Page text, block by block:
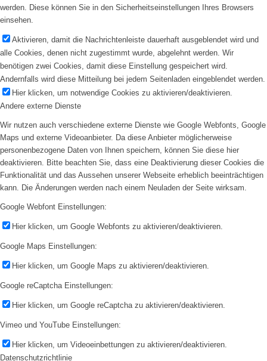
werden. Diese können Sie in den Sicherheitseinstellungen Ihres Browsers
einsehen.
Aktivieren, damit die Nachrichtenleiste dauerhaft ausgeblendet wird und
alle Cookies, denen nicht zugestimmt wurde, abgelehnt werden. Wir
benötigen zwei Cookies, damit diese Einstellung gespeichert wird.
Andernfalls wird diese Mitteilung bei jedem Seitenladen eingeblendet werden.
Hier klicken, um notwendige Cookies zu aktivieren/deaktivieren.
Andere externe Dienste
Wir nutzen auch verschiedene externe Dienste wie Google Webfonts, Google
Maps und externe Videoanbieter. Da diese Anbieter möglicherweise
personenbezogene Daten von Ihnen speichern, können Sie diese hier
deaktivieren. Bitte beachten Sie, dass eine Deaktivierung dieser Cookies die
Funktionalität und das Aussehen unserer Webseite erheblich beeinträchtigen
kann. Die Änderungen werden nach einem Neuladen der Seite wirksam.
Google Webfont Einstellungen:
Hier klicken, um Google Webfonts zu aktivieren/deaktivieren.
Google Maps Einstellungen:
Hier klicken, um Google Maps zu aktivieren/deaktivieren.
Google reCaptcha Einstellungen:
Hier klicken, um Google reCaptcha zu aktivieren/deaktivieren.
Vimeo und YouTube Einstellungen:
Hier klicken, um Videoeinbettungen zu aktivieren/deaktivieren.
Datenschutzrichtlinie